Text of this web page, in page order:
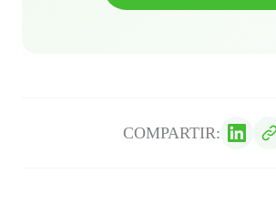
COMPARTIR: